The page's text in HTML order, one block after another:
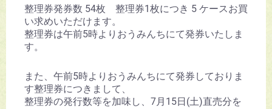
整理券発券数 54枚 整理券1枚につき 5 ケースお買
い求めいただけます。
整理券は午前5時よりおうみんちにて発券いたしま
す。
また、午前5時よりおうみんちにて発券しておりま
す整理券につきまして、
整理券の発行数等を加味し、7月15日(土)直売分を